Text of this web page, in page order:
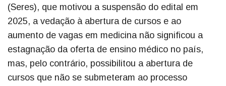
(Seres), que motivou a suspensão do edital em
2025, a vedação à abertura de cursos e ao
aumento de vagas em medicina não significou a
estagnação da oferta de ensino médico no país,
mas, pelo contrário, possibilitou a abertura de
cursos que não se submeteram ao processo